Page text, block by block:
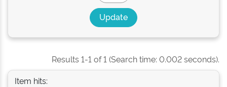
Results 1-1 of 1 (Search time: 0.002 seconds).
Item hits: